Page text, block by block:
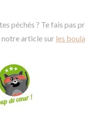
péchés ? Te fais pas
notre article sur les